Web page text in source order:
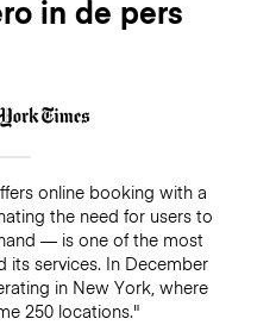
in de pers
online booking with a
the need for users to
— is one of the most
its services. In December
in New York, where
250 locations."